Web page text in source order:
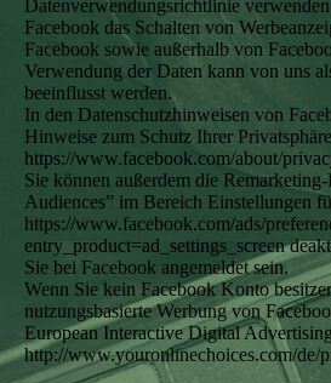
Datenverwendungsrichtlinie
Facebook das Schalten von
Facebook sowie außerhalb von
Verwendung der Daten kann von uns
beeinflusst werden.
In den Datenschutzhinweisen von
Hinweise zum Schutz Ihrer
https://www.facebook.com/about/
Sie können außerdem die
Audiences” im Bereich Einstellungen
https://www.facebook.com/ads/
entry_product=ad_settings_screen
Sie bei Facebook angemeldet sein.
Wenn Sie kein Facebook Konto
nutzungsbasierte Werbung von
European Interactive Digital
http://www.youronlinechoices.com/de/